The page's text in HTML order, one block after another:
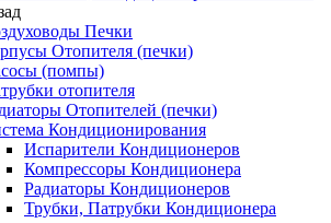
Печки
Отопителя (печки)
(помпы)
отопителя
Отопителей (печки)
Кондиционирования
Испарители Кондиционеров
Компрессоры Кондиционера
Радиаторы Кондиционеров
Трубки, Патрубки Кондиционера